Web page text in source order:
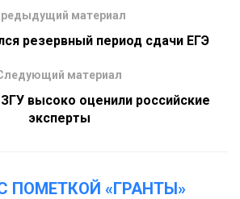
материал
резервный период сдачи ЕГЭ
материал
высоко оценили российские
эксперты
ПОМЕТКОЙ «ГРАНТЫ»